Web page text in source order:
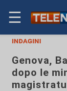
☰
indagini
Genova,
dopo le